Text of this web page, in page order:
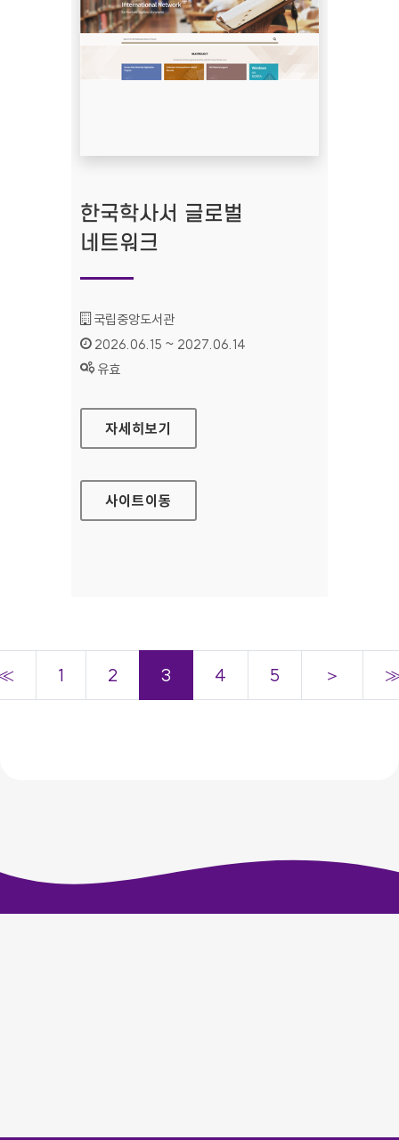
한국학사서 글로벌
네트워크
기관명 :
국립중앙도서관
인증기간 :
2026.06.15 ~ 2027.06.14
상태 :
유효
한국학사서 글로벌 네트워크
자세히보기
사이트이동
1 2 3 4 5 ＞